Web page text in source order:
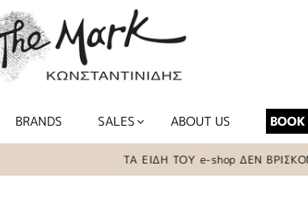
BRANDS SALES ABOUT US
ΤΑ ΕΙΔΗ ΤΟΥ e-shop ΔΕΝ